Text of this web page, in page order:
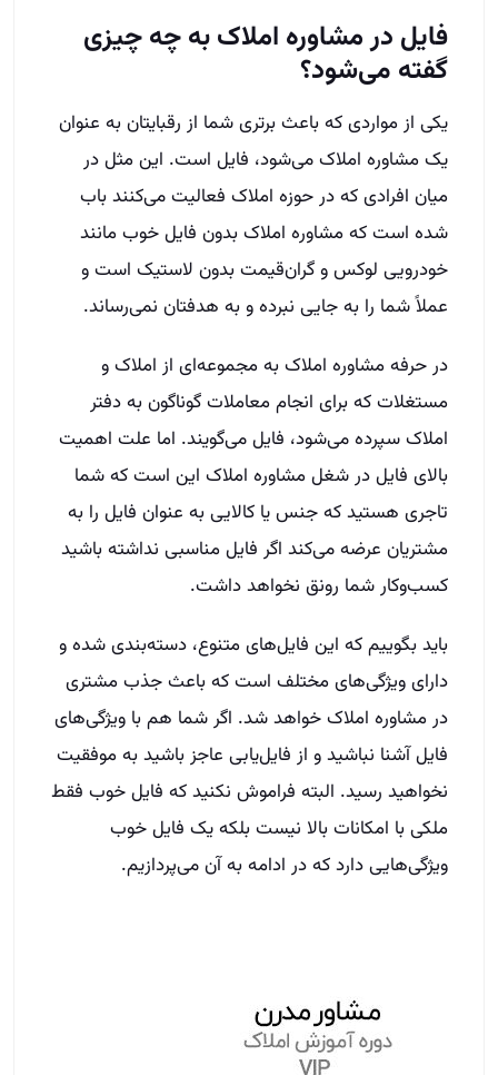
فایل در مشاوره املاک به چه چیزی
گفته می‌شود؟
یکی از مواردی که باعث برتری شما از رقبایتان به عنوان
یک مشاوره املاک می‌شود، فایل است. این مثل در
میان افرادی که در حوزه املاک فعالیت می‌کنند باب
شده است که مشاوره املاک بدون فایل خوب مانند
خودرویی لوکس و گران‌قیمت بدون لاستیک است و
عملاً شما را به جایی نبرده و به هدفتان نمی‌رساند.
در حرفه مشاوره املاک به مجموعه‌ای از املاک و
مستغلات که برای انجام معاملات گوناگون به دفتر
املاک سپرده می‌شود، فایل می‌گویند. اما علت اهمیت
بالای فایل در شغل مشاوره املاک این است که شما
تاجری هستید که جنس یا کالایی به عنوان فایل را به
مشتریان عرضه می‌کند اگر فایل مناسبی نداشته باشید
کسب‌وکار شما رونق نخواهد داشت.
باید بگوییم که این فایل‌های متنوع، دسته‌بندی شده و
دارای ویژگی‌های مختلف است که باعث جذب مشتری
در مشاوره املاک خواهد شد. اگر شما هم با ویژگی‌های
فایل آشنا نباشید و از فایل‌یابی عاجز باشید به موفقیت
نخواهید رسید. البته فراموش نکنید که فایل خوب فقط
ملکی با امکانات بالا نیست بلکه یک فایل خوب
ویژگی‌هایی دارد که در ادامه به آن می‌پردازیم.